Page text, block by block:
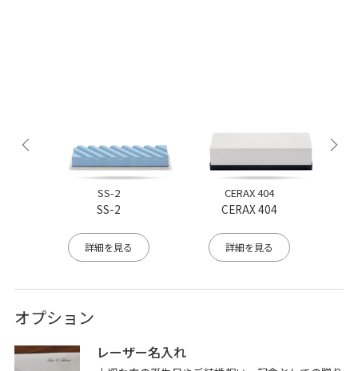
SS-2
SS-2
詳細を見る
CERAX 404
CERAX 404
詳細を見る
オプション
レーザー名入れ